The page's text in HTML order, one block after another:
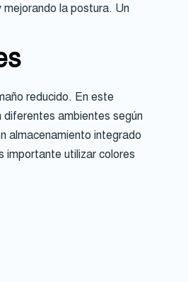
la postura. Un
reducido. En este
ambientes según
almacenamiento integrado
importante utilizar colores